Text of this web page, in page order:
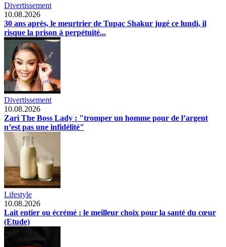
Divertissement
10.08.2026
30 ans après, le meurtrier de Tupac Shakur jugé ce lundi, il
risque la prison à perpétuité...
Divertissement
10.08.2026
Zari The Boss Lady : "tromper un homme pour de l’argent
n’est pas une infidélité"
Lifestyle
10.08.2026
Lait entier ou écrémé : le meilleur choix pour la santé du cœur
(Etude)